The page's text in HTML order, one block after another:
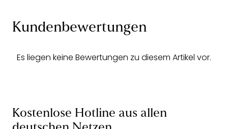
Kundenbewertungen
Es liegen keine Bewertungen zu diesem Artikel vor.
Kostenlose Hotline aus allen